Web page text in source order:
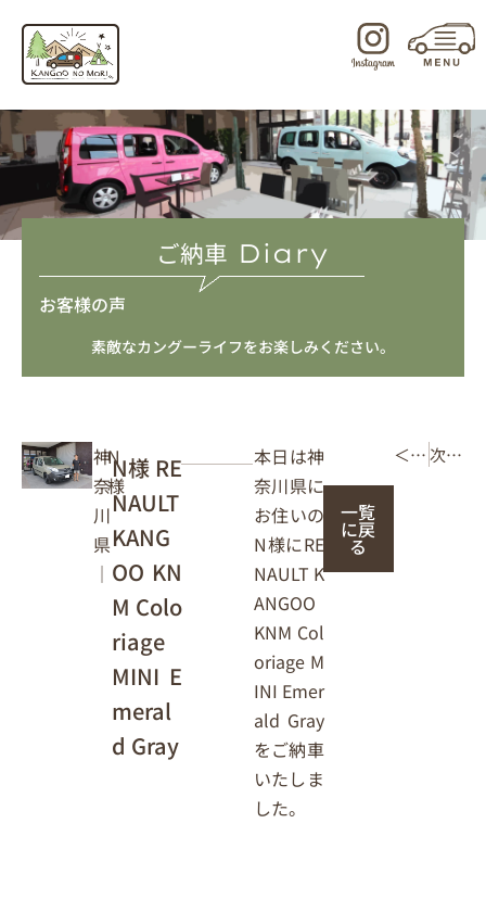
キ
ッ
プ
ご納車 Diary
お客様の声
素敵なカングーライフをお楽しみください。
神
奈
川
県
｜
N
様
N様 RE
NAULT
KANG
OO KN
M Colo
riage
MINI E
meral
d Gray
本日は神
奈川県に
お住いの
N様にRE
NAULT K
ANGOO
KNM Col
oriage M
INI Emer
ald Gray
をご納車
いたしま
した。
一覧
に戻
る
＜ 前の記事 次の記事 ＞